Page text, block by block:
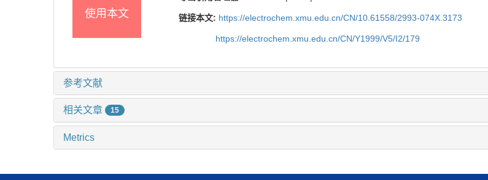
使用本文 链接本文: https://electrochem.xmu.edu.cn/CN/10.61558/2993-074X.3173
https://electrochem.xmu.edu.cn/CN/Y1999/V5/I2/179
参考文献
相关文章 15
Metrics